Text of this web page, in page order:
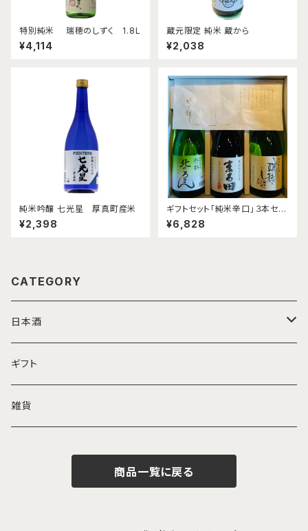
特別純米 瑞穂のしずく 1.8L
¥4,114
蔵元限定 純米 蔵から
¥2,038
純米吟醸 七光星 厚真町産米
¥2,398
ギフトセット「純米辛口」３本セッ
ト
¥6,828
CATEGORY
日本酒
純米
吟醸
ギフト
雑貨
商品一覧に戻る